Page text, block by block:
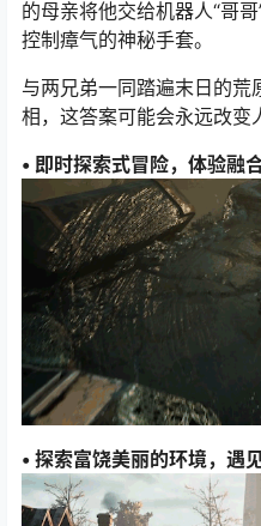
的母亲将他交给机器人“哥
控制瘴气的神秘手套。
与两兄弟一同踏遍末日的
相，这答案可能会永远改变
• 即时探索式冒险，体验融
• 探索富饶美丽的环境，遇